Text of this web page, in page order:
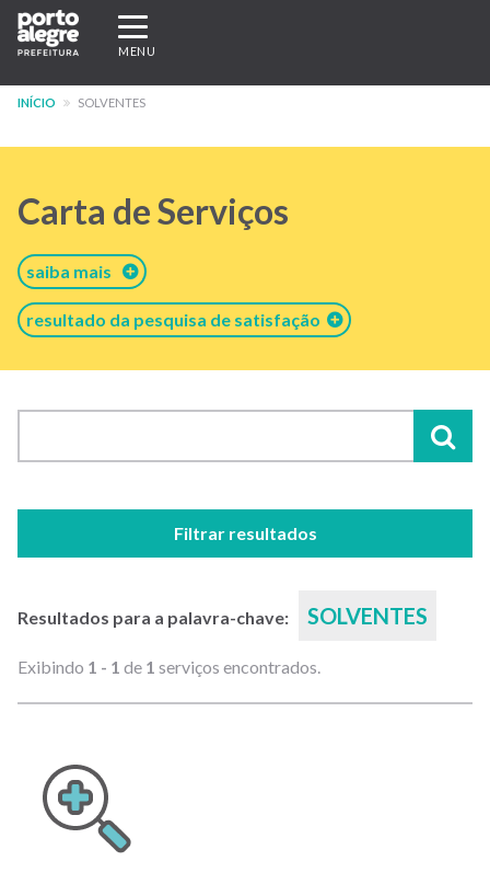
Pular
para
conteúdo
Expandir/recolher
navegação
MENU
INÍCIO SOLVENTES
Carta de Serviços
saiba mais
resultado da pesquisa de satisfação
Filtrar resultados
Resultados para a palavra-chave: SOLVENTES
Exibindo 1 - 1 de 1 serviços encontrados.